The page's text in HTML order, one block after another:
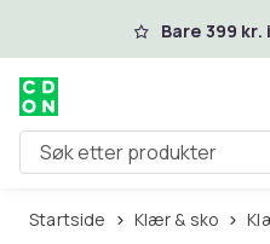
Hopp til hovedinnhold
Bare 399
Søk etter produkter
Startside Klær & sko